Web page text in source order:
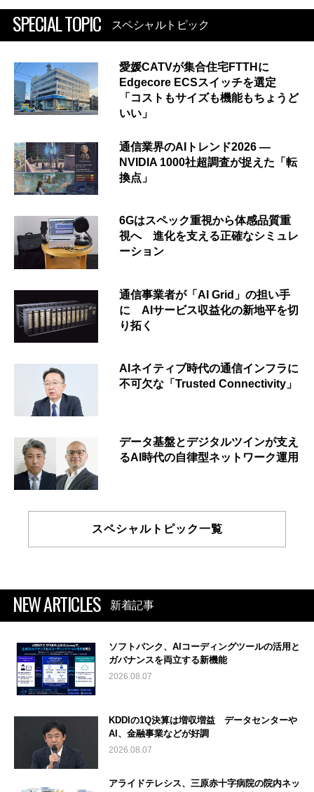
SPECIAL TOPIC スペシャルトピック
愛媛CATVが集合住宅FTTHに
Edgecore ECSスイッチを選定
「コストもサイズも機能もちょうど
いい」
通信業界のAIトレンド2026 ―
NVIDIA 1000社超調査が捉えた「転
換点」
6Gはスペック重視から体感品質重
視へ 進化を支える正確なシミュレ
ーション
通信事業者が「AI Grid」の担い手
に AIサービス収益化の新地平を切
り拓く
AIネイティブ時代の通信インフラに
不可欠な「Trusted Connectivity」
データ基盤とデジタルツインが支え
るAI時代の自律型ネットワーク運用
スペシャルトピック一覧
NEW ARTICLES 新着記事
ソフトバンク、AIコーディングツールの活用と
ガバナンスを両立する新機能
2026.08.07
KDDIの1Q決算は増収増益 データセンターや
AI、金融事業などが好調
2026.08.07
アライドテレシス、三原赤十字病院の院内ネッ